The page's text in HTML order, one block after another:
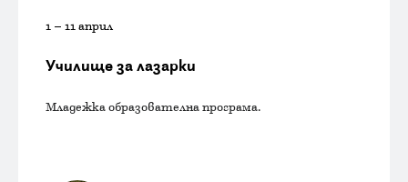
1 – 11 април
Училище за лазарки
Младежка образователна програма.